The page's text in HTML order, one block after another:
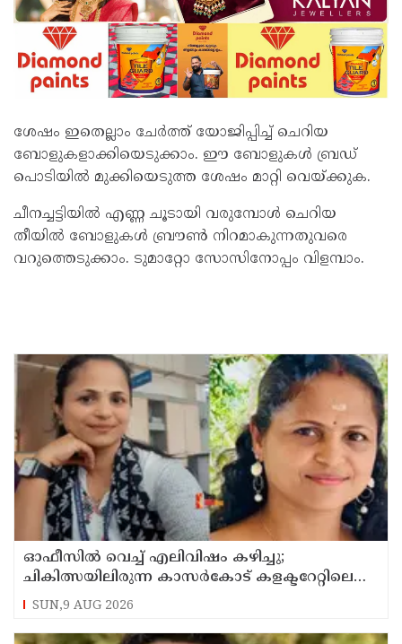
ശേഷം ഇതെല്ലാം ചേര്‍ത്ത് യോജിപ്പിച്ച് ചെറിയ
ബോളുകളാക്കിയെടുക്കാം. ഈ ബോളുകള്‍ ബ്രഡ്
പൊടിയില്‍ മുക്കിയെടുത്ത ശേഷം മാറ്റി വെയ്ക്കുക.
ചീനച്ചട്ടിയില്‍ എണ്ണ ചൂടായി വരുമ്പോൾ ചെറിയ
തീയില്‍ ബോളുകള്‍ ബ്രൗണ്‍ നിറമാകുന്നതുവരെ
വറുത്തെടുക്കാം. ടുമാറ്റോ സോസിനോപ്പം വിളമ്പാം.
ഓഫീസില്‍ വെച്ച് എലിവിഷം കഴിച്ചു;
ചികിത്സയിലിരുന്ന കാസര്‍കോട് കളക്ടറേറ്റിലെ
സീനിയര്‍ ക്ലര്‍ക്ക് മരിച്ചു
SUN,9 AUG 2026